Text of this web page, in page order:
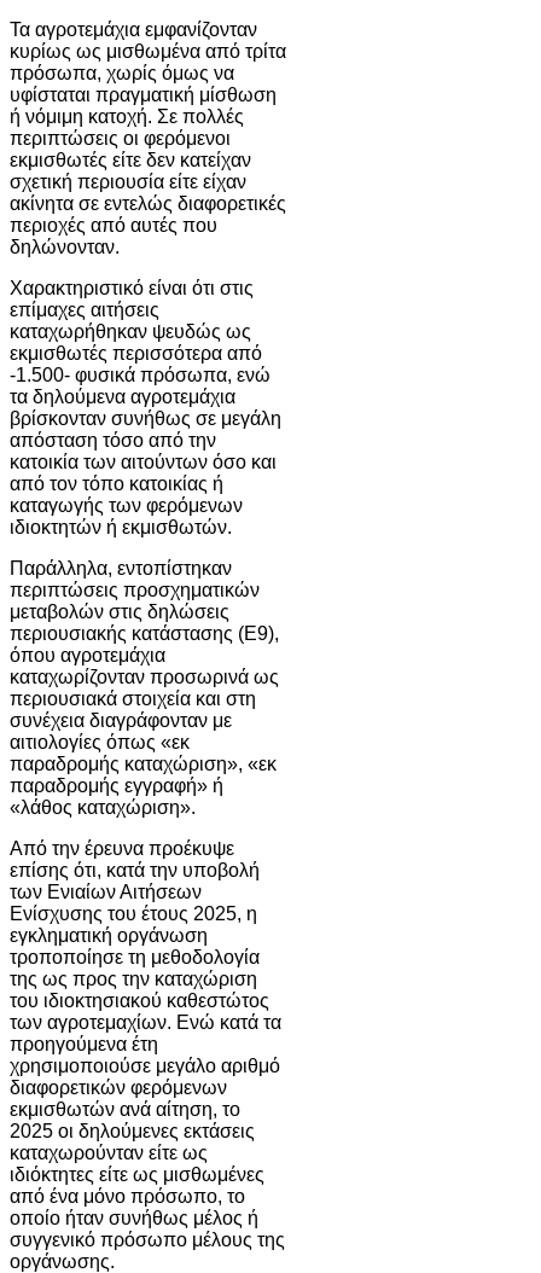
Τα αγροτεμάχια εμφανίζονταν
κυρίως ως μισθωμένα από τρίτα
πρόσωπα, χωρίς όμως να
υφίσταται πραγματική μίσθωση
ή νόμιμη κατοχή. Σε πολλές
περιπτώσεις οι φερόμενοι
εκμισθωτές είτε δεν κατείχαν
σχετική περιουσία είτε είχαν
ακίνητα σε εντελώς διαφορετικές
περιοχές από αυτές που
δηλώνονταν.
Χαρακτηριστικό είναι ότι στις
επίμαχες αιτήσεις
καταχωρήθηκαν ψευδώς ως
εκμισθωτές περισσότερα από
-1.500- φυσικά πρόσωπα, ενώ
τα δηλούμενα αγροτεμάχια
βρίσκονταν συνήθως σε μεγάλη
απόσταση τόσο από την
κατοικία των αιτούντων όσο και
από τον τόπο κατοικίας ή
καταγωγής των φερόμενων
ιδιοκτητών ή εκμισθωτών.
Παράλληλα, εντοπίστηκαν
περιπτώσεις προσχηματικών
μεταβολών στις δηλώσεις
περιουσιακής κατάστασης (Ε9),
όπου αγροτεμάχια
καταχωρίζονταν προσωρινά ως
περιουσιακά στοιχεία και στη
συνέχεια διαγράφονταν με
αιτιολογίες όπως «εκ
παραδρομής καταχώριση», «εκ
παραδρομής εγγραφή» ή
«λάθος καταχώριση».
Από την έρευνα προέκυψε
επίσης ότι, κατά την υποβολή
των Ενιαίων Αιτήσεων
Ενίσχυσης του έτους 2025, η
εγκληματική οργάνωση
τροποποίησε τη μεθοδολογία
της ως προς την καταχώριση
του ιδιοκτησιακού καθεστώτος
των αγροτεμαχίων. Ενώ κατά τα
προηγούμενα έτη
χρησιμοποιούσε μεγάλο αριθμό
διαφορετικών φερόμενων
εκμισθωτών ανά αίτηση, το
2025 οι δηλούμενες εκτάσεις
καταχωρούνταν είτε ως
ιδιόκτητες είτε ως μισθωμένες
από ένα μόνο πρόσωπο, το
οποίο ήταν συνήθως μέλος ή
συγγενικό πρόσωπο μέλους της
οργάνωσης.